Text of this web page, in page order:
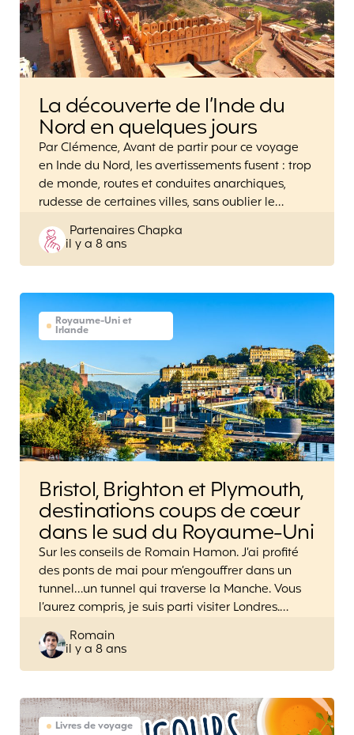
La découverte de l’Inde du
Nord en quelques jours
Par Clémence, Avant de partir pour ce voyage
en Inde du Nord, les avertissements fusent : trop
de monde, routes et conduites anarchiques,
rudesse de certaines villes, sans oublier le…
Posted
by
Partenaires Chapka
il y a 8 ans
Royaume-Uni et
Irlande
Bristol, Brighton et Plymouth,
destinations coups de cœur
dans le sud du Royaume-Uni
Sur les conseils de Romain Hamon. J’ai profité
des ponts de mai pour m’engouffrer dans un
tunnel…un tunnel qui traverse la Manche. Vous
l’aurez compris, je suis parti visiter Londres.…
Posted
by
Romain
il y a 8 ans
Livres de voyage